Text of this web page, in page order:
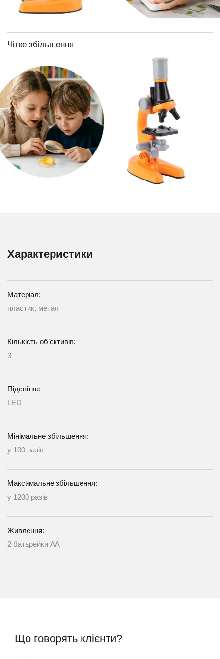
Чітке збільшення
Характеристики
Матеріал:
пластик, метал
Кількість об’єктивів:
3
Підсвітка:
LED
Мінімальне збільшення:
у 100 разів
Максимальне збільшення:
у 1200 разів
Живлення:
2 батарейки АА
Що говорять клієнти?